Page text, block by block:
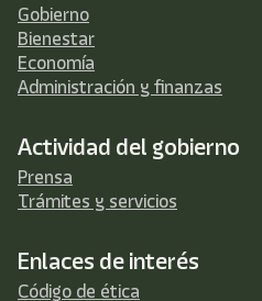
Gobierno
Bienestar
Economía
Administración y finanzas
Actividad del gobierno
Prensa
Trámites y servicios
Enlaces de interés
Código de ética